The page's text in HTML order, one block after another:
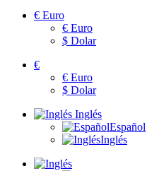
€ Euro
€ Euro
$ Dolar
€
€ Euro
$ Dolar
Inglés
Español
Inglés